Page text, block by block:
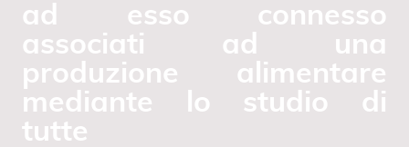
ad esso connesso
associati ad una
produzione alimentare
mediante lo studio di
tutte